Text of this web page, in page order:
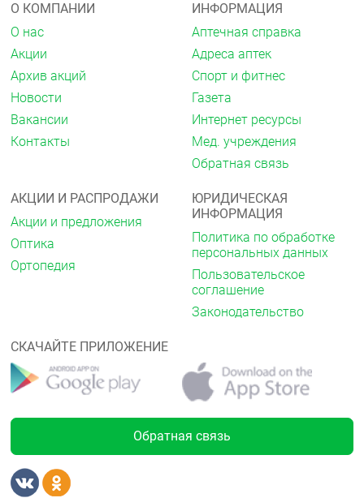
О КОМПАНИИ
О нас
Акции
Архив акций
Новости
Вакансии
Контакты
ИНФОРМАЦИЯ
Аптечная справка
Адреса аптек
Спорт и фитнес
Газета
Интернет ресурсы
Мед. учреждения
Обратная связь
АКЦИИ И РАСПРОДАЖИ
Акции и предложения
Оптика
Ортопедия
ЮРИДИЧЕСКАЯ
ИНФОРМАЦИЯ
Политика по обработке
персональных данных
Пользовательское
соглашение
Законодательство
СКАЧАЙТЕ ПРИЛОЖЕНИЕ
Обратная связь